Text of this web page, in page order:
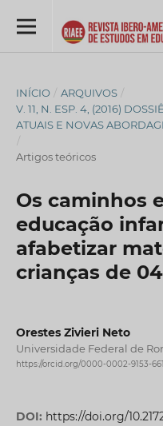
INÍCIO / ARQUIVOS /
V. 11, N. ESP. 4, (2016)
ATUAIS E NOVAS
/
Artigos teóricos
Os caminhos
educação
afabetizar
crianças de
Orestes Zivieri Neto
Universidade Federal de
https://orcid.org/0000-0002-9153-
DOI: https://doi.org/